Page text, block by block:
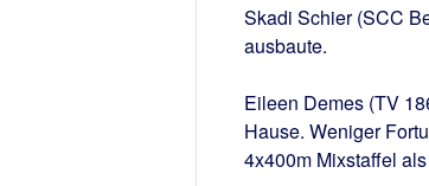
Skadi Schier (SCC
ausbaute.
Eileen Demes (TV
Hause. Weniger
4x400m Mixstaffel